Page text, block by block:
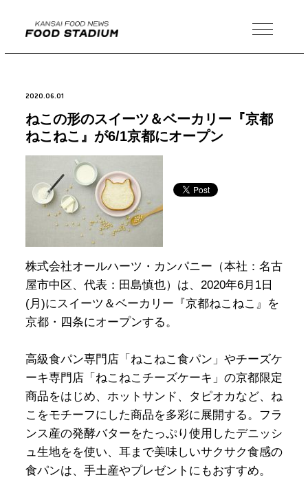
MENU
2020.06.01
ねこの形のスイーツ＆ベーカリー『京都
ねこねこ』が6/1京都にオープン
株式会社オールハーツ・カンパニー（本社：名古
屋市中区、代表：田島慎也）は、2020年6月1日
(月)にスイーツ＆ベーカリー『京都ねこねこ』を
京都・四条にオープンする。
高級食パン専門店「ねこねこ食パン」やチーズケ
ーキ専門店「ねこねこチーズケーキ」の京都限定
商品をはじめ、ホットサンド、タピオカなど、ね
こをモチーフにした商品を多彩に展開する。フラ
ンス産の発酵バターをたっぷり使用したデニッシ
ュ生地をを使い、耳まで美味しいサクサク食感の
食パンは、手土産やプレゼントにもおすすめ。